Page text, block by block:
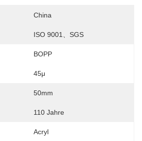
China
ISO 9001、SGS
BOPP
45μ
50mm
110 Jahre
Acryl